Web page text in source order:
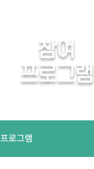
참여
프로그램
프로그램